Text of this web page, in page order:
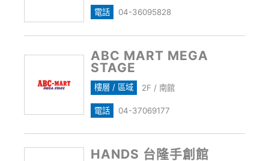
電話 04-36095828
ABC MART MEGA
STAGE
樓層 / 區域 2F / 南館
電話 04-37069177
HANDS 台隆手創館